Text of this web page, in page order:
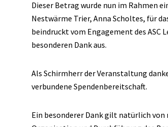
Dieser Betrag wurde nun im Rahmen
Nestwärme Trier, Anna Scholtes, für
beindruckt vom Engagement des ASC
besonderen Dank aus.
Als Schirmherr der Veranstaltung
verbundene Spendenbereitschaft.
Ein besonderer Dank gilt natürlich von